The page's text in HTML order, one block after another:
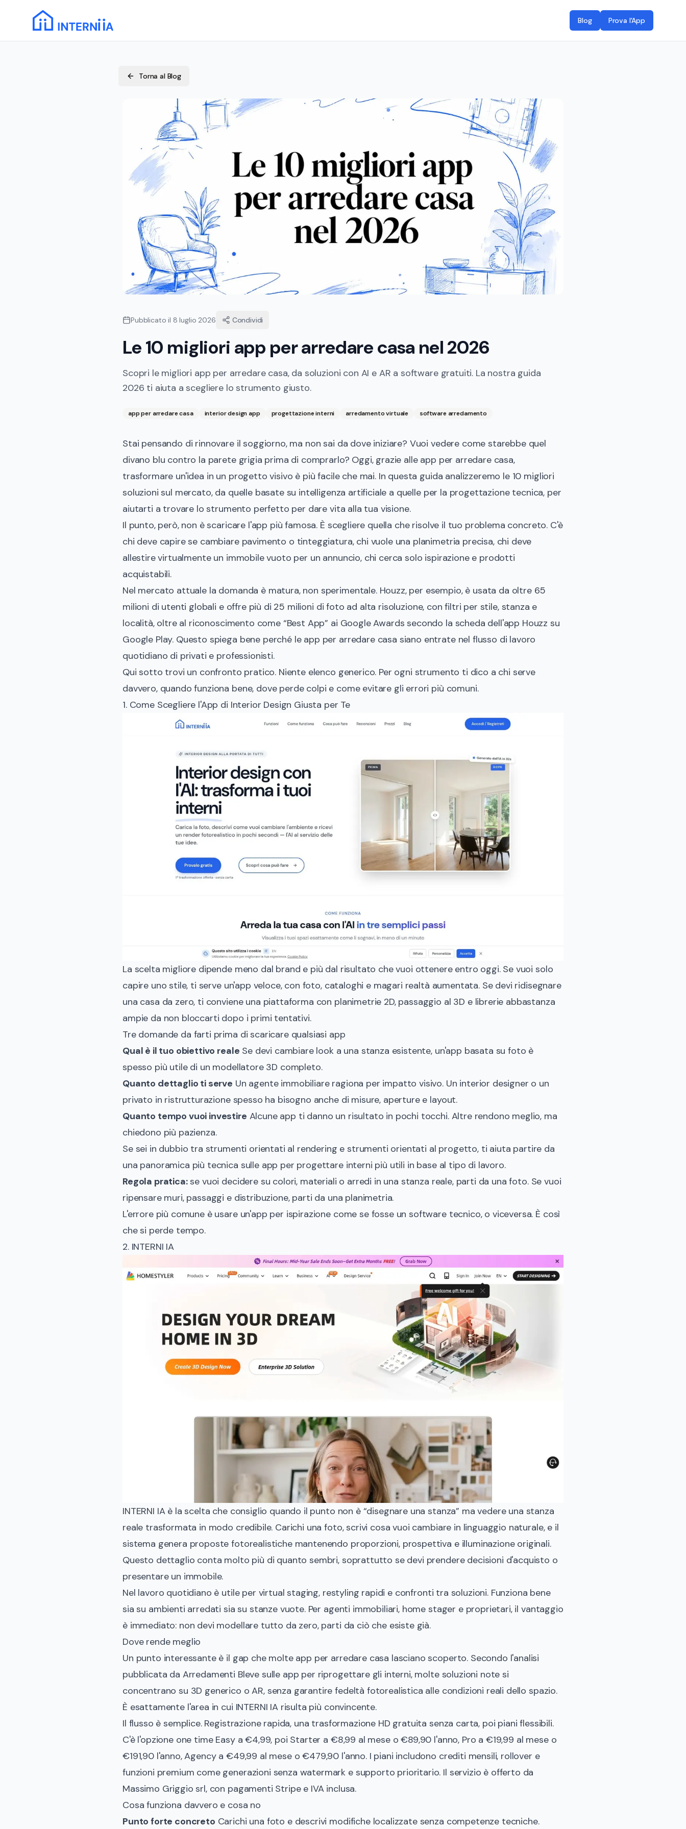
Blog Prova l'App
Torna al Blog
Pubblicato il 8 luglio 2026 Condividi
Le 10 migliori app per arredare casa nel 2026
Scopri le migliori app per arredare casa, da soluzioni con AI e AR a software gratuiti. La nostra guida
2026 ti aiuta a scegliere lo strumento giusto.
app per arredare casa interior design app progettazione interni arredamento virtuale software arredamento
Stai pensando di rinnovare il soggiorno, ma non sai da dove iniziare? Vuoi vedere come starebbe quel
divano blu contro la parete grigia prima di comprarlo? Oggi, grazie alle app per arredare casa,
trasformare un'idea in un progetto visivo è più facile che mai. In questa guida analizzeremo le 10 migliori
soluzioni sul mercato, da quelle basate su intelligenza artificiale a quelle per la progettazione tecnica, per
aiutarti a trovare lo strumento perfetto per dare vita alla tua visione.
Il punto, però, non è scaricare l'app più famosa. È scegliere quella che risolve il tuo problema concreto. C'è
chi deve capire se cambiare pavimento o tinteggiatura, chi vuole una planimetria precisa, chi deve
allestire virtualmente un immobile vuoto per un annuncio, chi cerca solo ispirazione e prodotti
acquistabili.
Nel mercato attuale la domanda è matura, non sperimentale. Houzz, per esempio, è usata da oltre 65
milioni di utenti globali e offre più di 25 milioni di foto ad alta risoluzione, con filtri per stile, stanza e
località, oltre al riconoscimento come “Best App” ai Google Awards secondo la scheda dell'app Houzz su
Google Play. Questo spiega bene perché le app per arredare casa siano entrate nel flusso di lavoro
quotidiano di privati e professionisti.
Qui sotto trovi un confronto pratico. Niente elenco generico. Per ogni strumento ti dico a chi serve
davvero, quando funziona bene, dove perde colpi e come evitare gli errori più comuni.
1. Come Scegliere l'App di Interior Design Giusta per Te
La scelta migliore dipende meno dal brand e più dal risultato che vuoi ottenere entro oggi. Se vuoi solo
capire uno stile, ti serve un'app veloce, con foto, cataloghi e magari realtà aumentata. Se devi ridisegnare
una casa da zero, ti conviene una piattaforma con planimetrie 2D, passaggio al 3D e librerie abbastanza
ampie da non bloccarti dopo i primi tentativi.
Tre domande da farti prima di scaricare qualsiasi app
Qual è il tuo obiettivo reale Se devi cambiare look a una stanza esistente, un'app basata su foto è
spesso più utile di un modellatore 3D completo.
Quanto dettaglio ti serve Un agente immobiliare ragiona per impatto visivo. Un interior designer o un
privato in ristrutturazione spesso ha bisogno anche di misure, aperture e layout.
Quanto tempo vuoi investire Alcune app ti danno un risultato in pochi tocchi. Altre rendono meglio, ma
chiedono più pazienza.
Se sei in dubbio tra strumenti orientati al rendering e strumenti orientati al progetto, ti aiuta partire da
una panoramica più tecnica sulle app per progettare interni più utili in base al tipo di lavoro.
Regola pratica:se vuoi decidere su colori, materiali o arredi in una stanza reale, parti da una foto. Se vuoi
ripensare muri, passaggi e distribuzione, parti da una planimetria.
L'errore più comune è usare un'app per ispirazione come se fosse un software tecnico, o viceversa. È così
che si perde tempo.
2. INTERNI IA
INTERNI IA è la scelta che consiglio quando il punto non è “disegnare una stanza” ma vedere una stanza
reale trasformata in modo credibile. Carichi una foto, scrivi cosa vuoi cambiare in linguaggio naturale, e il
sistema genera proposte fotorealistiche mantenendo proporzioni, prospettiva e illuminazione originali.
Questo dettaglio conta molto più di quanto sembri, soprattutto se devi prendere decisioni d'acquisto o
presentare un immobile.
Nel lavoro quotidiano è utile per virtual staging, restyling rapidi e confronti tra soluzioni. Funziona bene
sia su ambienti arredati sia su stanze vuote. Per agenti immobiliari, home stager e proprietari, il vantaggio
è immediato: non devi modellare tutto da zero, parti da ciò che esiste già.
Dove rende meglio
Un punto interessante è il gap che molte app per arredare casa lasciano scoperto. Secondo l'analisi
pubblicata da Arredamenti Bleve sulle app per riprogettare gli interni, molte soluzioni note si
concentrano su 3D generico o AR, senza garantire fedeltà fotorealistica alle condizioni reali dello spazio.
È esattamente l'area in cui INTERNI IA risulta più convincente.
Il flusso è semplice. Registrazione rapida, una trasformazione HD gratuita senza carta, poi piani flessibili.
C'è l'opzione one time Easy a €4,99, poi Starter a €8,99 al mese o €89,90 l'anno, Pro a €19,99 al mese o
€191,90 l'anno, Agency a €49,99 al mese o €479,90 l'anno. I piani includono crediti mensili, rollover e
funzioni premium come generazioni senza watermark e supporto prioritario. Il servizio è offerto da
Massimo Griggio srl, con pagamenti Stripe e IVA inclusa.
Cosa funziona davvero e cosa no
Punto forte concreto Carichi una foto e descrivi modifiche localizzate senza competenze tecniche.